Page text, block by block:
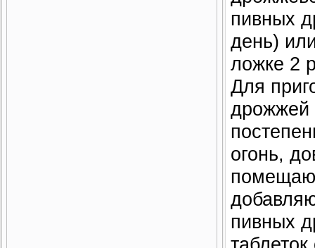
пивных
день)
ложке 2
Для
дрожжей
огонь,
пивных